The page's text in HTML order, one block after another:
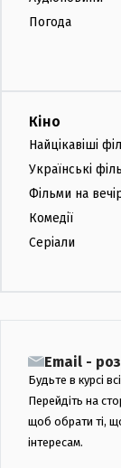
Погода
Кіно
Найцікавіші
Українські
Фільми на
Комедії
Серіали
Email -
Будьте в курсі
Перейдіть на
щоб обрати ті,
інтересам.